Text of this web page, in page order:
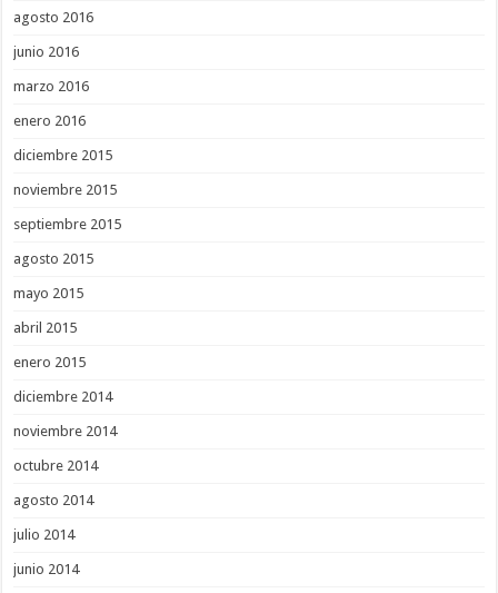
agosto 2016
junio 2016
marzo 2016
enero 2016
diciembre 2015
noviembre 2015
septiembre 2015
agosto 2015
mayo 2015
abril 2015
enero 2015
diciembre 2014
noviembre 2014
octubre 2014
agosto 2014
julio 2014
junio 2014